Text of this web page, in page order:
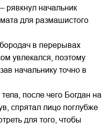
рявкнул начальник
для размашистого
в перерывах
увлекался, поэтому
начальнику точно в
после чего Богдан на
спрятал лицо поглубже
для того, чтобы